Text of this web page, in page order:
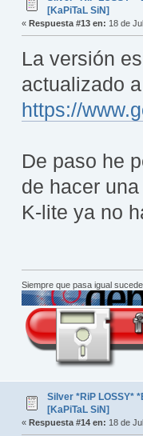
[KaPiTaL SiN]
« Respuesta #13 en: 18 de
La versión
actualizado
https://
De paso he
de hacer
K-lite ya no
Siempre que pasa igual
Silver *RiP LOSSY*
[KaPiTaL SiN]
« Respuesta #14 en: 18 de